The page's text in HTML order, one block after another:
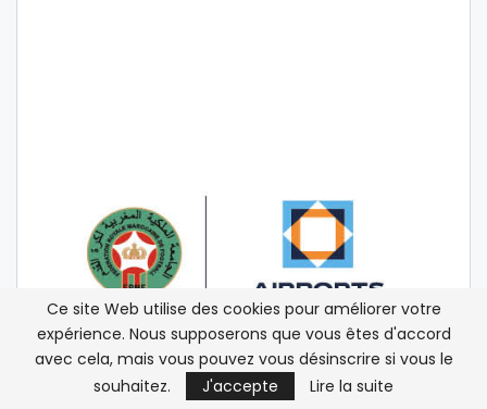
Ce site Web utilise des cookies pour améliorer votre
expérience. Nous supposerons que vous êtes d'accord
avec cela, mais vous pouvez vous désinscrire si vous le
souhaitez.
J'accepte Lire la suite